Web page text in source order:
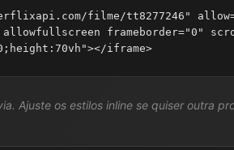
filme/tt8277246"
frameborder="0"
iframe>
Ajuste os estilos inline se quiser outra